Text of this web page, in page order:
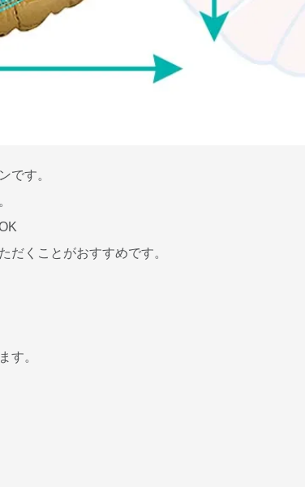
です。
だくことがおすすめです。
す。